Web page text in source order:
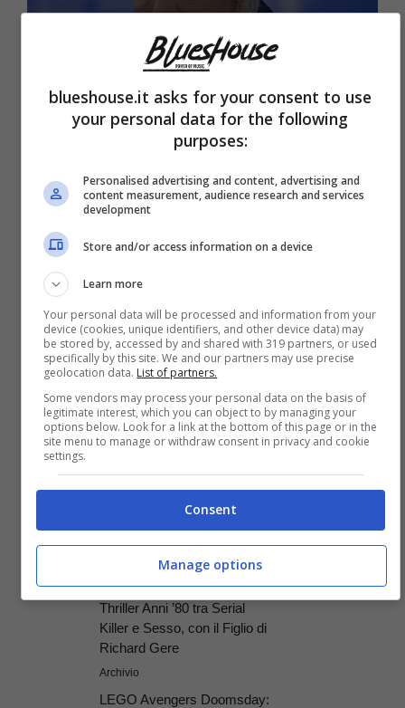
Artisti e Band, Personaggi
Amici’ eliminato il primo
accaduto
Articoli recenti
The Shards: Un Elegante
Thriller Anni ’80 tra Serial
Killer e Sesso, con il Figlio di
Richard Gere
Archivio
LEGO Avengers Doomsday:
blueshouse.it asks for your consent to use
your personal data for the following
purposes:
Personalised advertising and content, advertising and
content measurement, audience research and services
development
Store and/or access information on a device
Learn more
Your personal data will be processed and information from your
device (cookies, unique identifiers, and other device data) may
be stored by, accessed by and shared with 319 partners, or used
specifically by this site. We and our partners may use precise
geolocation data. List of partners.
Some vendors may process your personal data on the basis of
legitimate interest, which you can object to by managing your
options below. Look for a link at the bottom of this page or in the
site menu to manage or withdraw consent in privacy and cookie
settings.
Consent
Manage options